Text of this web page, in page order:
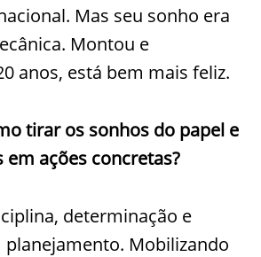
Mas seu sonho era
Montou e
anos, está bem mais feliz.
tirar os sonhos do papel e
ações concretas?
determinação e
planejamento. Mobilizando